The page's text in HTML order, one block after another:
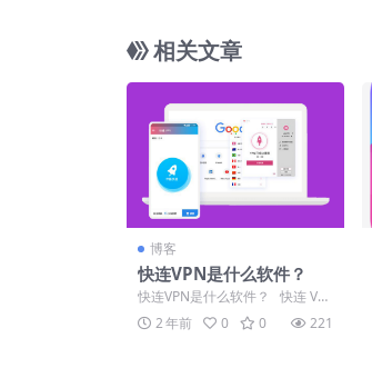
相关文章
博客
快连VPN是什么软件？
快连VPN是什么软件？ 快连 VP
N：保障网络安全与隐私的强大
工具...2 年前 0 0 221